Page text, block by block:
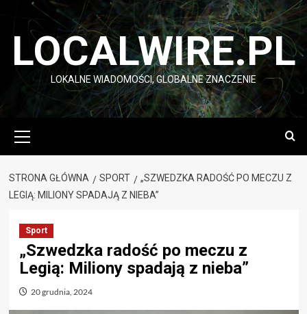
Przejdź
LOCALWIRE.PL
LOKALNE WIADOMOŚCI, GLOBALNE ZNACZENIE
główne
STRONA GŁÓWNA SPORT
„SZWEDZKA RADOŚĆ PO MECZU Z
LEGIĄ: MILIONY SPADAJĄ Z NIEBA”
Sport
„Szwedzka radość po meczu z
Legią: Miliony spadają z nieba”
20 grudnia, 2024